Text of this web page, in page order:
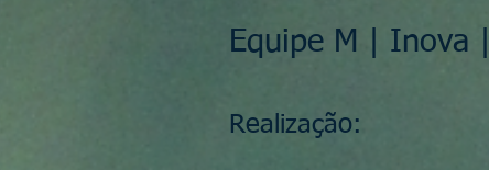
Equipe M | Inova
Realização: